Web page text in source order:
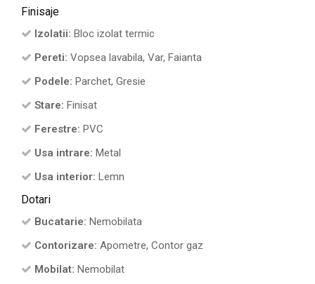
Finisaje
Izolatii: Bloc izolat termic
Pereti: Vopsea lavabila, Var, Faianta
Podele: Parchet, Gresie
Stare: Finisat
Ferestre: PVC
Usa intrare: Metal
Usa interior: Lemn
Dotari
Bucatarie: Nemobilata
Contorizare: Apometre, Contor gaz
Mobilat: Nemobilat